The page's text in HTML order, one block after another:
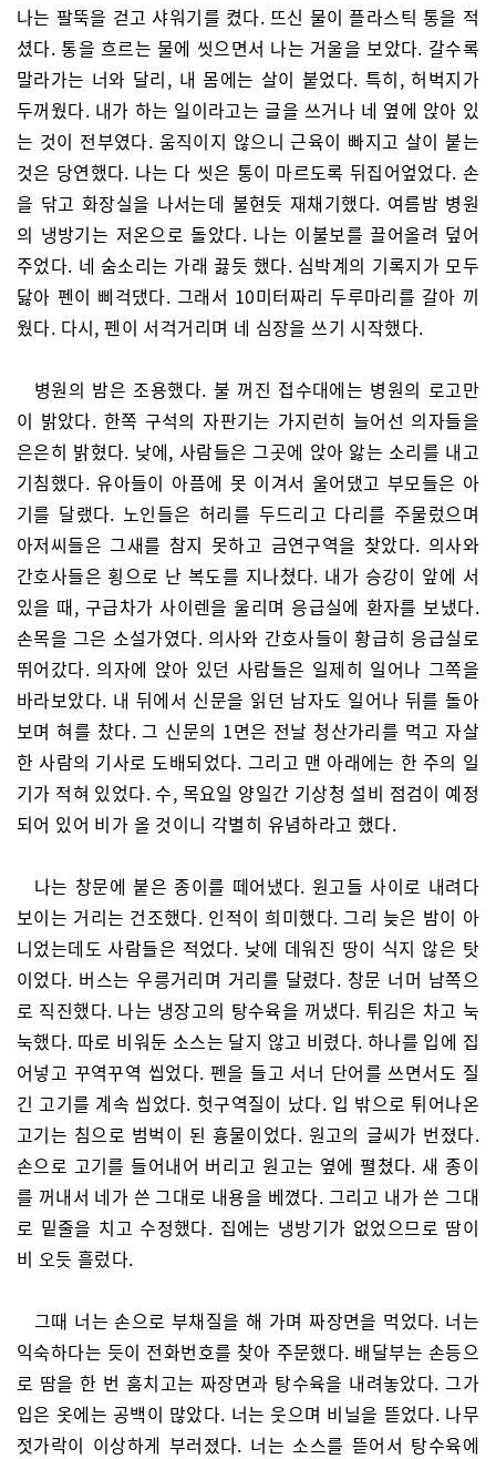
나는 팔뚝을 걷고 샤워기를 켰다. 뜨신 물이 플라스틱 통을 적
셨다. 통을 흐르는 물에 씻으면서 나는 거울을 보았다. 갈수록
말라가는 너와 달리, 내 몸에는 살이 붙었다. 특히, 허벅지가
두꺼웠다. 내가 하는 일이라고는 글을 쓰거나 네 옆에 앉아 있
는 것이 전부였다. 움직이지 않으니 근육이 빠지고 살이 붙는
것은 당연했다. 나는 다 씻은 통이 마르도록 뒤집어엎었다. 손
을 닦고 화장실을 나서는데 불현듯 재채기했다. 여름밤 병원
의 냉방기는 저온으로 돌았다. 나는 이불보를 끌어올려 덮어
주었다. 네 숨소리는 가래 끓듯 했다. 심박계의 기록지가 모두
닳아 펜이 삐걱댔다. 그래서 10미터짜리 두루마리를 갈아 끼
웠다. 다시, 펜이 서걱거리며 네 심장을 쓰기 시작했다.
병원의 밤은 조용했다. 불 꺼진 접수대에는 병원의 로고만
이 밝았다. 한쪽 구석의 자판기는 가지런히 늘어선 의자들을
은은히 밝혔다. 낮에, 사람들은 그곳에 앉아 앓는 소리를 내고
기침했다. 유아들이 아픔에 못 이겨서 울어댔고 부모들은 아
기를 달랬다. 노인들은 허리를 두드리고 다리를 주물렀으며
아저씨들은 그새를 참지 못하고 금연구역을 찾았다. 의사와
간호사들은 횡으로 난 복도를 지나쳤다. 내가 승강이 앞에 서
있을 때, 구급차가 사이렌을 울리며 응급실에 환자를 보냈다.
손목을 그은 소설가였다. 의사와 간호사들이 황급히 응급실로
뛰어갔다. 의자에 앉아 있던 사람들은 일제히 일어나 그쪽을
바라보았다. 내 뒤에서 신문을 읽던 남자도 일어나 뒤를 돌아
보며 혀를 찼다. 그 신문의 1면은 전날 청산가리를 먹고 자살
한 사람의 기사로 도배되었다. 그리고 맨 아래에는 한 주의 일
기가 적혀 있었다. 수, 목요일 양일간 기상청 설비 점검이 예정
되어 있어 비가 올 것이니 각별히 유념하라고 했다.
나는 창문에 붙은 종이를 떼어냈다. 원고들 사이로 내려다
보이는 거리는 건조했다. 인적이 희미했다. 그리 늦은 밤이 아
니었는데도 사람들은 적었다. 낮에 데워진 땅이 식지 않은 탓
이었다. 버스는 우릉거리며 거리를 달렸다. 창문 너머 남쪽으
로 직진했다. 나는 냉장고의 탕수육을 꺼냈다. 튀김은 차고 눅
눅했다. 따로 비워둔 소스는 달지 않고 비렸다. 하나를 입에 집
어넣고 꾸역꾸역 씹었다. 펜을 들고 서너 단어를 쓰면서도 질
긴 고기를 계속 씹었다. 헛구역질이 났다. 입 밖으로 튀어나온
고기는 침으로 범벅이 된 흉물이었다. 원고의 글씨가 번졌다.
손으로 고기를 들어내어 버리고 원고는 옆에 펼쳤다. 새 종이
를 꺼내서 네가 쓴 그대로 내용을 베꼈다. 그리고 내가 쓴 그대
로 밑줄을 치고 수정했다. 집에는 냉방기가 없었으므로 땀이
비 오듯 흘렀다.
그때 너는 손으로 부채질을 해 가며 짜장면을 먹었다. 너는
익숙하다는 듯이 전화번호를 찾아 주문했다. 배달부는 손등으
로 땀을 한 번 훔치고는 짜장면과 탕수육을 내려놓았다. 그가
입은 옷에는 공백이 많았다. 너는 웃으며 비닐을 뜯었다. 나무
젓가락이 이상하게 부러졌다. 너는 소스를 뜯어서 탕수육에